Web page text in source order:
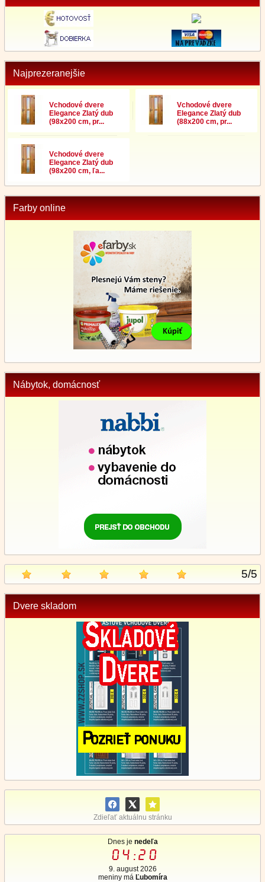
Najprezeranejšie
Vchodové dvere
Elegance Zlatý dub
(98x200 cm, pr...
Vchodové dvere
Elegance Zlatý dub
(88x200 cm, pr...
Vchodové dvere
Elegance Zlatý dub
(98x200 cm, ľa...
Farby online
Nábytok, domácnosť
5/5
Dvere skladom
Zdieľať aktuálnu stránku
Dnes je nedeľa
04:20
9. august 2026
meniny má Ľubomíra